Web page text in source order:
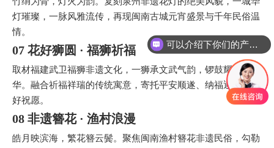
灯璀璨，一脉风雅流传，再现闽南古城元宵盛景与千年民俗温
情。
07 花好狮圆 · 福狮祈福
取材福建武卫福狮非遗文化，一狮承文武气韵，锣鼓耀八闽风
华。融合祈福祥瑞的传统寓意，寄托平安顺遂、纳福迎祥的美
好祝愿。
08 非遗簪花 · 渔村浪漫
皓月映滨海，繁花簪云鬓。聚焦闽南渔村簪花非遗民俗，勾勒
可以介绍下你们的产品么